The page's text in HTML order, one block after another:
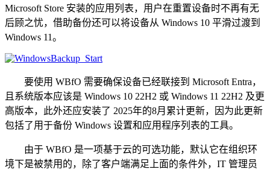
Microsoft Store 安装的应用列表，用户在重置设备时不再有无
后顾之忧，借助备份还可以将设备从 Windows 10 平滑过渡到
Windows 11。
要使用 WBfO 需要确保设备已经联接到 Microsoft Entra，
且系统版本应该是 Windows 10 22H2 或 Windows 11 22H2 及更
高版本，此外还应安装了 2025年的8月累计更新，因为此更新
包括了用于备份 Windows 设置和应用程序列表的工具。
由于 WBfO 是一项基于云的可选功能，默认它在组织环
境下是被禁用的，除了客户端满足上面的条件外，IT 管理员